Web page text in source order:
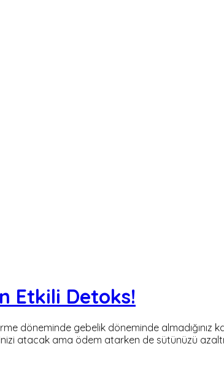
Etkili Detoks!
döneminde gebelik döneminde almadığınız
atacak ama ödem atarken de sütünüzü